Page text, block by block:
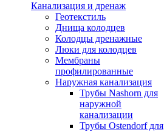
Канализация и дренаж
Геотекстиль
Днища колодцев
Колодцы дренажные
Люки для колодцев
Мембраны
профилированные
Наружная канализация
Трубы Nashorn для
наружной
канализации
Трубы Ostendorf для